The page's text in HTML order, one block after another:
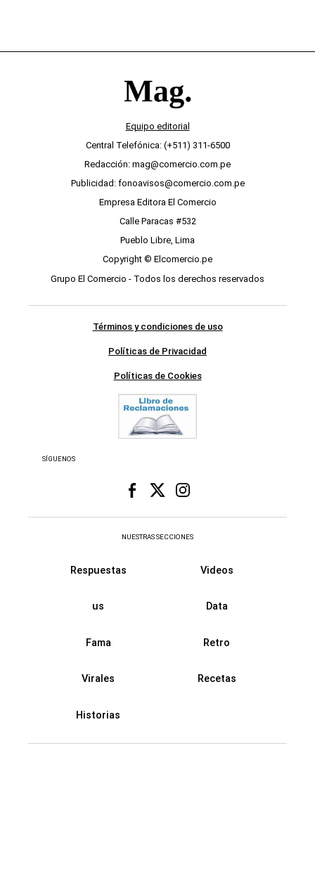
Equipo editorial
Central Telefónica: (+511) 311-6500
Redacción: mag@comercio.com.pe
Publicidad: fonoavisos@comercio.com.pe
Empresa Editora El Comercio
Calle Paracas #532
Pueblo Libre, Lima
Copyright © Elcomercio.pe
Grupo El Comercio - Todos los derechos reservados
Términos y condiciones de uso
Políticas de Privacidad
Políticas de Cookies
SÍGUENOS
NUESTRAS SECCIONES
Respuestas Videos
us Data
Fama Retro
Virales Recetas
Historias